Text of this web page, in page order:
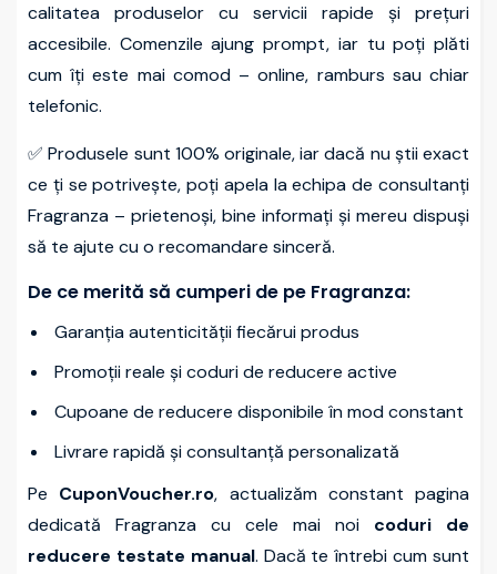
calitatea produselor cu servicii rapide și prețuri
accesibile. Comenzile ajung prompt, iar tu poți plăti
cum îți este mai comod – online, ramburs sau chiar
telefonic.
✅ Produsele sunt 100% originale, iar dacă nu știi exact
ce ți se potrivește, poți apela la echipa de consultanți
Fragranza – prietenoși, bine informați și mereu dispuși
să te ajute cu o recomandare sinceră.
De ce merită să cumperi de pe Fragranza:
Garanția autenticității fiecărui produs
Promoții reale și coduri de reducere active
Cupoane de reducere disponibile în mod constant
Livrare rapidă și consultanță personalizată
Pe CuponVoucher.ro, actualizăm constant pagina
dedicată Fragranza cu cele mai noi coduri de
reducere testate manual. Dacă te întrebi cum sunt